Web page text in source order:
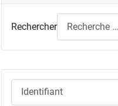
Rechercher